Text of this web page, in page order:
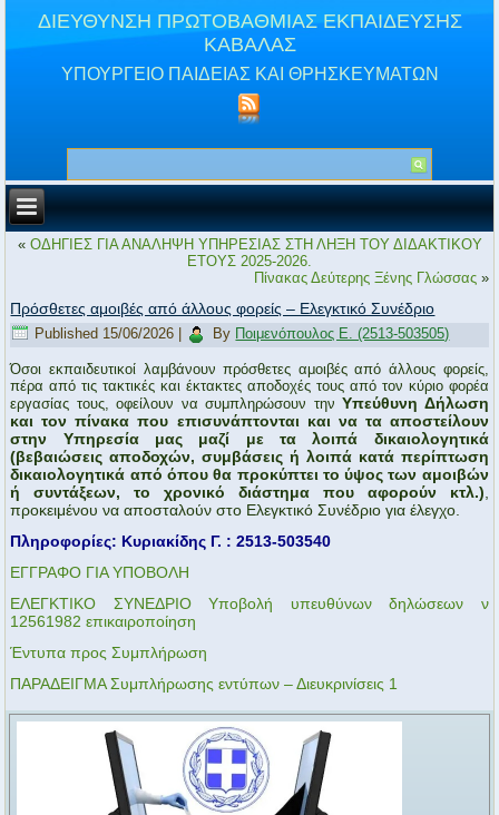
ΔΙΕΥΘΥΝΣΗ ΠΡΩΤΟΒΑΘΜΙΑΣ ΕΚΠΑΙΔΕΥΣΗΣ
ΚΑΒΑΛΑΣ
ΥΠΟΥΡΓΕΙΟ ΠΑΙΔΕΙΑΣ ΚΑΙ ΘΡΗΣΚΕΥΜΑΤΩΝ
« ΟΔΗΓΙΕΣ ΓΙΑ ΑΝΑΛΗΨΗ ΥΠΗΡΕΣΙΑΣ ΣΤΗ ΛΗΞΗ ΤΟΥ ΔΙΔΑΚΤΙΚΟΥ
ΕΤΟΥΣ 2025-2026.
Πίνακας Δεύτερης Ξένης Γλώσσας»
Πρόσθετες αμοιβές από άλλους φορείς – Ελεγκτικό Συνέδριο
Published 15/06/2026 By Ποιμενόπουλος Ε. (2513-503505)
Όσοι εκπαιδευτικοί λαμβάνουν πρόσθετες αμοιβές από άλλους φορείς,
πέρα από τις τακτικές και έκτακτες αποδοχές τους από τον κύριο φορέα
εργασίας τους, οφείλουν να συμπληρώσουν τηνΥπεύθυνη Δήλωση
και τον πίνακα που επισυνάπτονται και να τα αποστείλουν
στην Υπηρεσία μας μαζί με τα λοιπά δικαιολογητικά
(βεβαιώσεις αποδοχών, συμβάσεις ή λοιπά κατά περίπτωση
δικαιολογητικά από όπου θα προκύπτει το ύψος των αμοιβών
ή συντάξεων, το χρονικό διάστημα που αφορούν κτλ.)
προκειμένου να αποσταλούν στο Ελεγκτικό Συνέδριο για έλεγχο.
Πληροφορίες: Κυριακίδης Γ. : 2513-503540
ΕΓΓΡΑΦΟ ΓΙΑ ΥΠΟΒΟΛΗ
ΕΛΕΓΚΤΙΚΟ ΣΥΝΕΔΡΙΟ Υποβολή υπευθύνων δηλώσεων ν
12561982 επικαιροποίηση
Έντυπα προς Συμπλήρωση
ΠΑΡΑΔΕΙΓΜΑ Συμπλήρωσης εντύπων – Διευκρινίσεις 1